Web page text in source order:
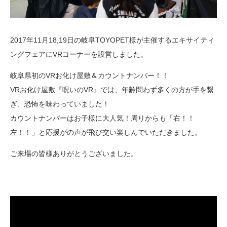
2017年11月18,19日の岐阜TOYOPET様が主催するエキサイティ
ングフェアにVRコーナーを設営しました。
岐阜県初のVRお化け屋敷＆カウントナンバー！！
VRお化け屋敷『呪いのVR』では、年齢問わず多くの方が手を繋
ぎ、恐怖を味わっていました！
カウントナンバーはお子様に大人気！周りからも「右！！
左！！」と応援がの声が飛び交い楽しんでいただきました。
ご来場の皆様ありがとうございました。